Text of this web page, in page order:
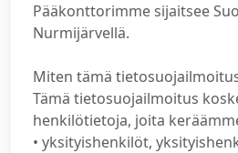
Pääkonttorimme sijaitsee
Nurmijärvellä.
Miten tämä
Tämä tietosuojailmoitus
henkilötietoja, joita
• yksityishenkilöt,